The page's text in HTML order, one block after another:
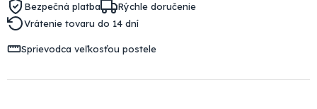
Bezpečná platba
Rýchle doručenie
Vrátenie tovaru do 14 dní
Sprievodca veľkosťou postele